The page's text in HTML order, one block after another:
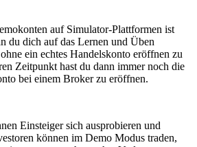
auf Simulator-Plattformen ist
du dich auf das Lernen und Üben
ein echtes Handelskonto eröffnen zu
Zeitpunkt hast du dann immer noch die
bei einem Broker zu eröffnen.
Einsteiger sich ausprobieren und
können im Demo Modus traden,